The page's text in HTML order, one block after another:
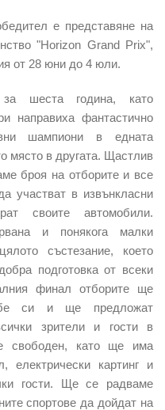
е представяне на
"Horizon Grand Prix",
от 28 юни до 4 юли.
за шеста година, като
направиха фантастично
шампиони в едната
място в другата. Щастлив
броя на отборите и все
участват в извънкласни
своите автомобили.
и понякога малки
състезание, което
подготовка от всеки
финал отборите ще
си и ще предложат
зрители и гости в
свободен, като ще има
електрически картинг и
гости. Ще се радваме
спортове да дойдат на